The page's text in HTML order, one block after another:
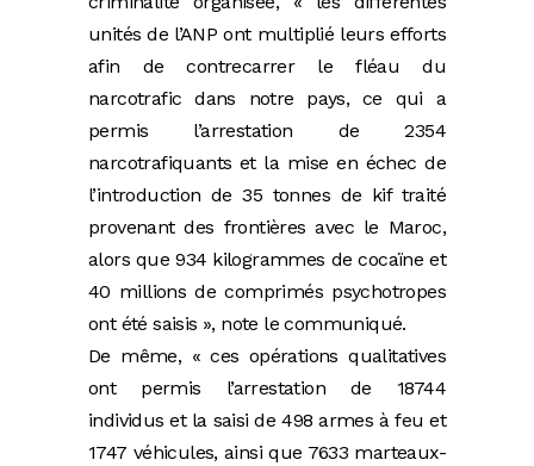
unités de l’ANP ont multiplié leurs efforts
afin de contrecarrer le fléau du
narcotrafic dans notre pays, ce qui a
permis l’arrestation de 2354
narcotrafiquants et la mise en échec de
l’introduction de 35 tonnes de kif traité
provenant des frontières avec le Maroc,
alors que 934 kilogrammes de cocaïne et
40 millions de comprimés psychotropes
ont été saisis », note le communiqué.
De même, « ces opérations qualitatives
ont permis l’arrestation de 18744
individus et la saisi de 498 armes à feu et
1747 véhicules, ainsi que 7633 marteaux-